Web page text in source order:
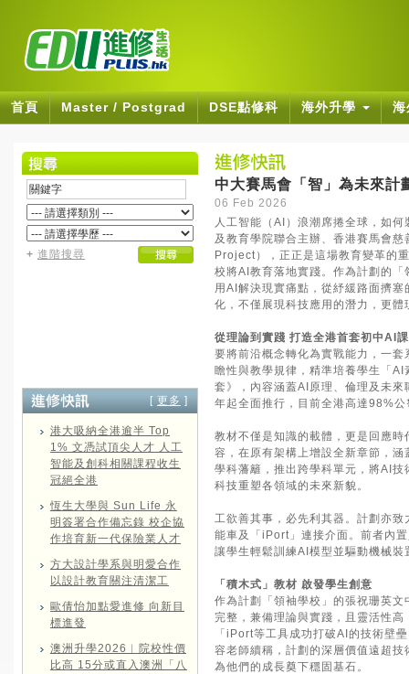
首頁 Master / Postgrad DSE點修科 海外升學
+ 進階搜尋
[ 更多 ]
港大吸納全港逾半 Top
1% 文憑試頂尖人才 人工
智能及創科相關課程收生
冠絕全港
恆生大學與 Sun Life 永
明簽署合作備忘錄 校企協
作培育新一代保險業人才
方大設計學系與明愛合作
以設計教育關注清潔工
歐倩怡加點愛進修 向新目
標進發
澳洲升學2026︱院校性價
比高 15分或直入澳洲「八
中大賽馬會「智」為未來計
06 Feb 2026
人工智能（AI）浪潮席捲全球，如
及教育學院聯合主辦、香港賽馬會
Project），正正是這場教育變革的
校將AI教育落地實踐。作為計劃的
用AI解決現實痛點，從紓緩路面擠
化，不僅展現科技應用的潛力，更
從理論到實踐 打造全港首套初中AI
要將前沿概念轉化為實戰能力，一
瞻性與教學規律，精準培養學生「
套》，內容涵蓋AI原理、倫理及未
年起全面推行，目前全港高達98%
教材不僅是知識的載體，更是回應
容，在原有架構上增設全新章節，
學科藩籬，推出跨學科單元，將AI
科技重塑各領域的未來新貌。
工欲善其事，必先利其器。計劃亦
能車及「iPort」連接介面。前者內
讓學生輕鬆訓練AI模型並驅動機械
「積木式」教材 啟發學生創意
作為計劃「領袖學校」的張祝珊英
完整，兼備理論與實踐，且靈活性
「iPort等工具成功打破AI的技術壁
容老師續稱，計劃的深層價值遠超
為他們的成長奠下穩固基石。